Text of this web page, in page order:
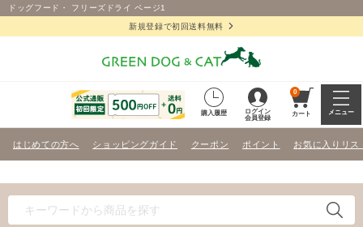
ドッグフード・ フリーズドライ ページ1
新規登録で初回送料無料
購入履歴
ログイン
会員登録
0
カート メニュー
はじめての方へ ショッピングガイド クーポン ポイント お気に入りリス